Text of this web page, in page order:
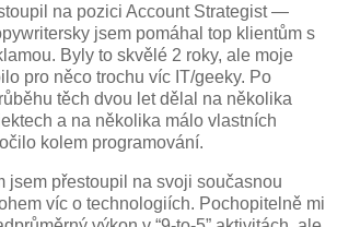
na pozici Account Strategist —
jsem pomáhal top klientům s
Byly to skvělé 2 roky, ale moje
pro něco trochu víc IT/geeky. Po
těch dvou let dělal na několika
a na několika málo vlastních
kolem programování.
jsem přestoupil na svoji současnou
víc o technologiích. Pochopitelně mi